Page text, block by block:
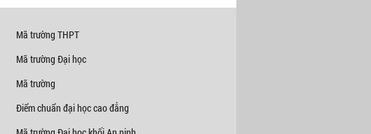
Mã trường THPT
Mã trường Đại học
Mã trường
Điểm chuẩn đại học cao đẳng